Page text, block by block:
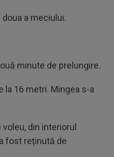
a meciului.
minute de prelungire.
la 16 metri. Mingea s-a
din interiorul
fost reținută de